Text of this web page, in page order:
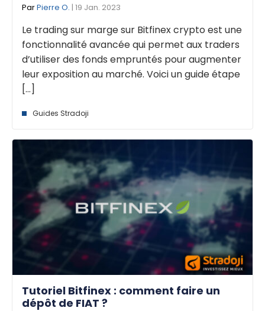
ParPierre O. | 19 Jan. 2023
Le trading sur marge sur Bitfinex crypto est une
fonctionnalité avancée qui permet aux traders
d’utiliser des fonds empruntés pour augmenter
leur exposition au marché. Voici un guide étape
[...]
Guides Stradoji
Tutoriel Bitfinex : comment faire un
dépôt de FIAT ?